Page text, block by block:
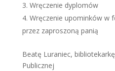
Wręczenie dyplomów
Wręczenie upominków w
przez zaproszoną panią
Beatę Luraniec,
Publicznej